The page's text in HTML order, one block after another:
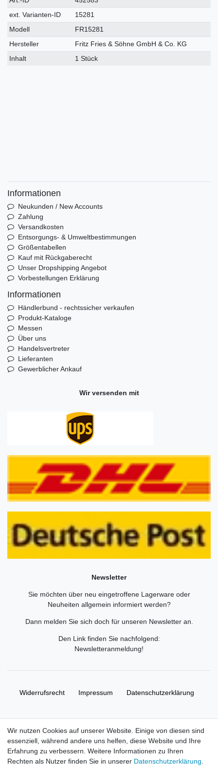
Merkmal
ext. Varianten-ID
15281
Modell
FR15281
Hersteller
Fritz Fries & Söhne GmbH & Co. KG
Inhalt
1 Stück
Informationen
Neukunden / New Accounts
Zahlung
Versandkosten
Entsorgungs- & Umweltbestimmungen
Größentabellen
Kauf mit Rückgaberecht
Unser Dropshipping Angebot
Vorbestellungen Erklärung
Informationen
Händlerbund - rechtssicher verkaufen
Produkt-Kataloge
Messen
Über uns
Handelsvertreter
Lieferanten
Gewerblicher Ankauf
Wir versenden mit
Newsletter
Sie möchten über neu eingetroffene Lagerware oder
Neuheiten allgemein informiert werden?
Dann melden Sie sich doch für unseren Newsletter an.
Den Link finden Sie nachfolgend:
Newsletteranmeldung!
Widerrufs­recht Impressum Daten­schutz­erklärung
© Copyright 2026 | Alle Rechte vorbehalten. HL-
Handelsgesellschaft mbH.
Wir nutzen Cookies auf unserer Website. Einige von diesen sind
essenziell, während andere uns helfen, diese Website und Ihre
Erfahrung zu verbessern. Weitere Informationen zu Ihren
Rechten als Nutzer finden Sie in unserer Daten­schutz­erklärung